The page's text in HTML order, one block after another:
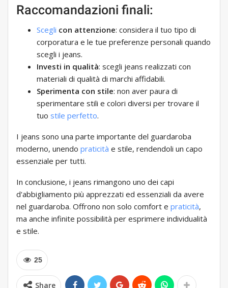
Raccomandazioni finali:
Scegli con attenzione: considera il tuo tipo di
corporatura e le tue preferenze personali quando
scegli i jeans.
Investi in qualità: scegli jeans realizzati con
materiali di qualità di marchi affidabili.
Sperimenta con stile: non aver paura di
sperimentare stili e colori diversi per trovare il
tuo stile perfetto.
I jeans sono una parte importante del guardaroba
moderno, unendo praticità e stile, rendendoli un capo
essenziale per tutti.
In conclusione, i jeans rimangono uno dei capi
d'abbigliamento più apprezzati ed essenziali da avere
nel guardaroba. Offrono non solo comfort e praticità,
ma anche infinite possibilità per esprimere individualità
e stile.
25
Share